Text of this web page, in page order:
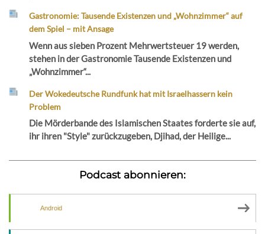
Gastronomie: Tausende Existenzen und „Wohnzimmer“ auf
dem Spiel – mit Ansage
Wenn aus sieben Prozent Mehrwertsteuer 19 werden,
stehen in der Gastronomie Tausende Existenzen und
„Wohnzimmer“...
Der Wokedeutsche Rundfunk hat mit Israelhassern kein
Problem
Die Mörderbande des Islamischen Staates forderte sie auf,
ihr ihren "Style" zurückzugeben, Djihad, der Heilige...
Podcast abonnieren:
Android